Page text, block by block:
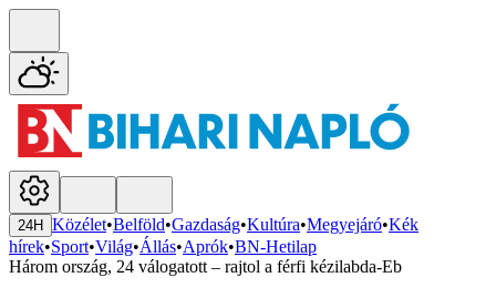
24H Közélet•Belföld•Gazdaság•Kultúra•Megyejáró•Kék
hírek•Sport•Világ•Állás•Aprók•BN-Hetilap
Három ország, 24 válogatott – rajtol a férfi kézilabda-Eb